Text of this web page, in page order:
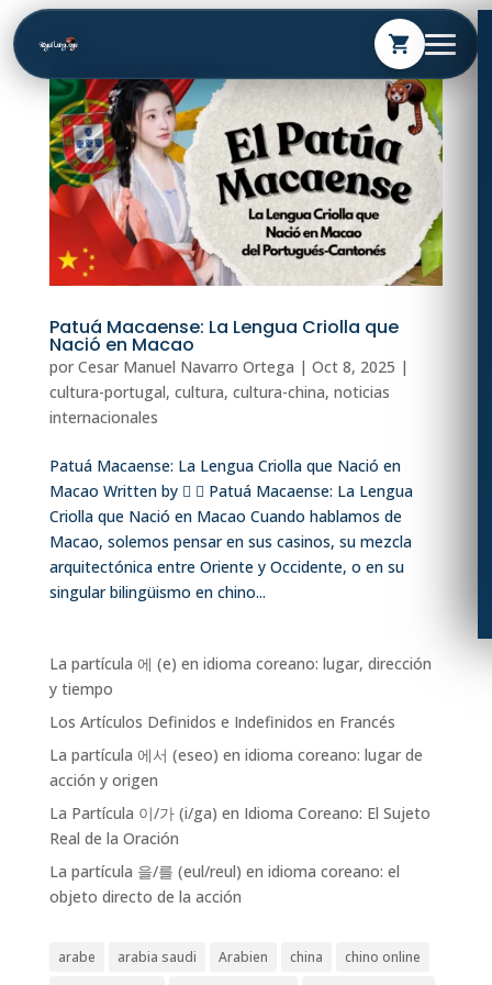
shopping_cart
Patuá Macaense: La Lengua Criolla que
Nació en Macao
por Cesar Manuel Navarro Ortega | Oct 8, 2025 |
cultura-portugal, cultura, cultura-china, noticias
internacionales
Patuá Macaense: La Lengua Criolla que Nació en
Macao Written by   Patuá Macaense: La Lengua
Criolla que Nació en Macao Cuando hablamos de
Macao, solemos pensar en sus casinos, su mezcla
arquitectónica entre Oriente y Occidente, o en su
singular bilingüismo en chino...
La partícula 에 (e) en idioma coreano: lugar, dirección
y tiempo
Los Artículos Definidos e Indefinidos en Francés
La partícula 에서 (eseo) en idioma coreano: lugar de
acción y origen
La Partícula 이/가 (i/ga) en Idioma Coreano: El Sujeto
Real de la Oración
La partícula 을/를 (eul/reul) en idioma coreano: el
objeto directo de la acción
arabe arabia saudi Arabien china
chino online